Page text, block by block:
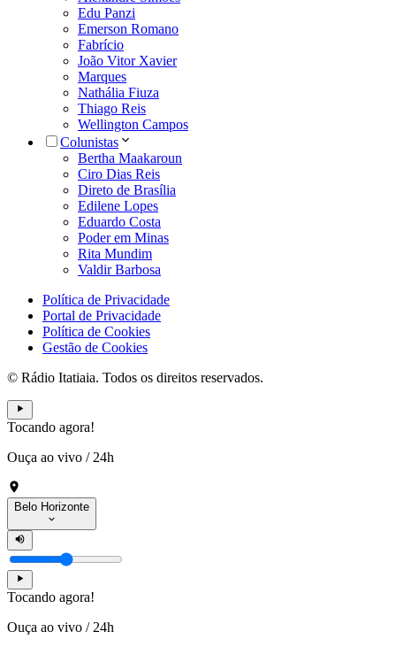
Edu Panzi
Emerson Romano
Fabrício
João Vitor Xavier
Marques
Nathália Fiuza
Thiago Reis
Wellington Campos
Colunistas
Bertha Maakaroun
Ciro Dias Reis
Direto de Brasília
Edilene Lopes
Eduardo Costa
Poder em Minas
Rita Mundim
Valdir Barbosa
Política de Privacidade
Portal de Privacidade
Política de Cookies
Gestão de Cookies
© Rádio Itatiaia. Todos os direitos reservados.
Tocando agora!
Ouça ao vivo / 24h
Belo Horizonte
Tocando agora!
Ouça ao vivo / 24h